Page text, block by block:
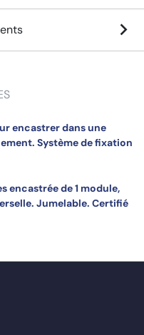
encastrer dans une
Système de fixation
encastrée de 1 module,
Jumelable. Certifié